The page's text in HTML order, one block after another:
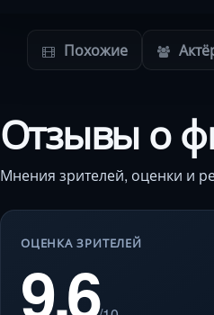
Похожие
Отзывы о
Мнения зрителей, оценки и
ОЦЕНКА ЗРИТЕЛЕЙ
9.6